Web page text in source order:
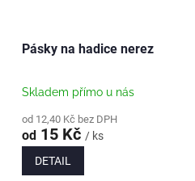
Pásky na hadice nerez
Skladem přímo u nás
od 12,40 Kč bez DPH
od 15 Kč / ks
DETAIL